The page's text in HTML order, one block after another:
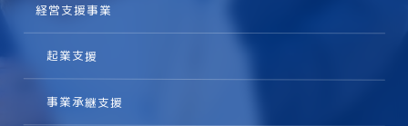
経営支援事業
起業支援
事業承継支援